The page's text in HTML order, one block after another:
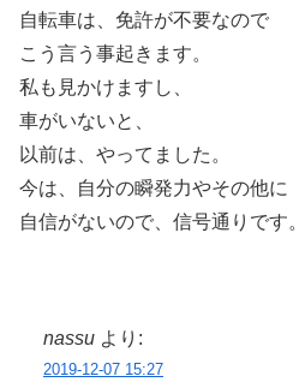
自転車は、免許が不要なので
こう言う事起きます。
私も見かけますし、
車がいないと、
以前は、やってました。
今は、自分の瞬発力やその他に
自信がないので、信号通りです。
nassu より:
2019-12-07 15:27